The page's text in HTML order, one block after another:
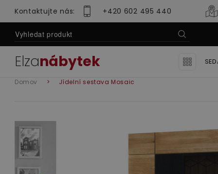
Kontaktujte nás: +420 602 495 440
Elzanábytek
Sedací soupravy
Domov Jídelní sestava Mosaic